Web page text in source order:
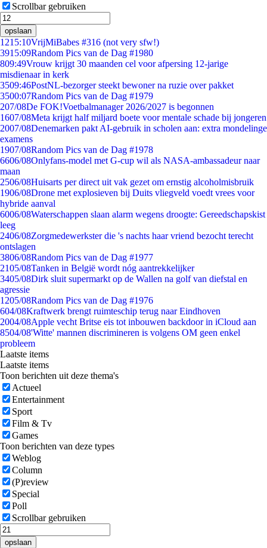
Scrollbar gebruiken
opslaan
1215:10VrijMiBabes #316 (not very sfw!)
3915:09Random Pics van de Dag #1980
809:49Vrouw krijgt 30 maanden cel voor afpersing 12-jarige
misdienaar in kerk
3509:46PostNL-bezorger steekt bewoner na ruzie over pakket
3500:07Random Pics van de Dag #1979
207/08De FOK!Voetbalmanager 2026/2027 is begonnen
1607/08Meta krijgt half miljard boete voor mentale schade bij jongeren
2007/08Denemarken pakt AI-gebruik in scholen aan: extra mondelinge
examens
1907/08Random Pics van de Dag #1978
6606/08Onlyfans-model met G-cup wil als NASA-ambassadeur naar
maan
2506/08Huisarts per direct uit vak gezet om ernstig alcoholmisbruik
1906/08Drone met explosieven bij Duits vliegveld voedt vrees voor
hybride aanval
6006/08Waterschappen slaan alarm wegens droogte: Gereedschapskist
leeg
2406/08Zorgmedewerkster die 's nachts haar vriend bezocht terecht
ontslagen
3806/08Random Pics van de Dag #1977
2105/08Tanken in België wordt nóg aantrekkelijker
3405/08Dirk sluit supermarkt op de Wallen na golf van diefstal en
agressie
1205/08Random Pics van de Dag #1976
604/08Kraftwerk brengt ruimteschip terug naar Eindhoven
2004/08Apple vecht Britse eis tot inbouwen backdoor in iCloud aan
8504/08'Witte' mannen discrimineren is volgens OM geen enkel
probleem
Laatste items
Laatste items
Toon berichten uit deze thema's
Actueel
Entertainment
Sport
Film & Tv
Games
Toon berichten van deze types
Weblog
Column
(P)review
Special
Poll
Scrollbar gebruiken
opslaan